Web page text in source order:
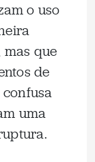
o uso
que
de
uma